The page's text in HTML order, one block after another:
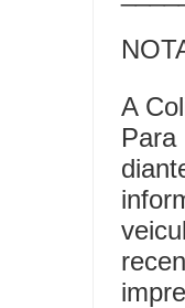
A
Para